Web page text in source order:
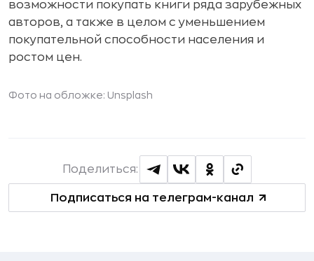
возможности покупать книги ряда зарубежных
авторов, а также в целом с уменьшением
покупательной способности населения и
ростом цен.
Фото на обложке: Unsplash
Подписаться на телеграм-канал
Поделиться: